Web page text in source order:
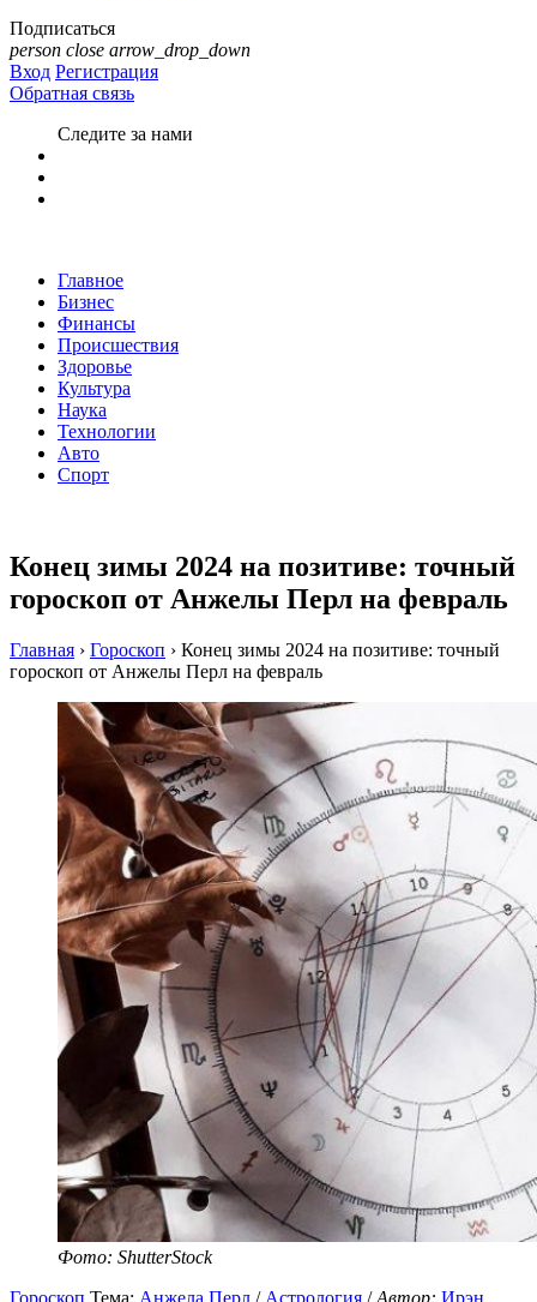
Подписаться
person close arrow_drop_down
Вход Регистрация
Обратная связь
Следите за нами
Главное
Бизнес
Финансы
Происшествия
Здоровье
Культура
Наука
Технологии
Авто
Спорт
Конец зимы 2024 на позитиве: точный
гороскоп от Анжелы Перл на февраль
Главная › Гороскоп › Конец зимы 2024 на позитиве: точный
гороскоп от Анжелы Перл на февраль
Фото: ShutterStock
Гороскоп Тема: Анжела Перл / Астрология /Автор: Ирэн